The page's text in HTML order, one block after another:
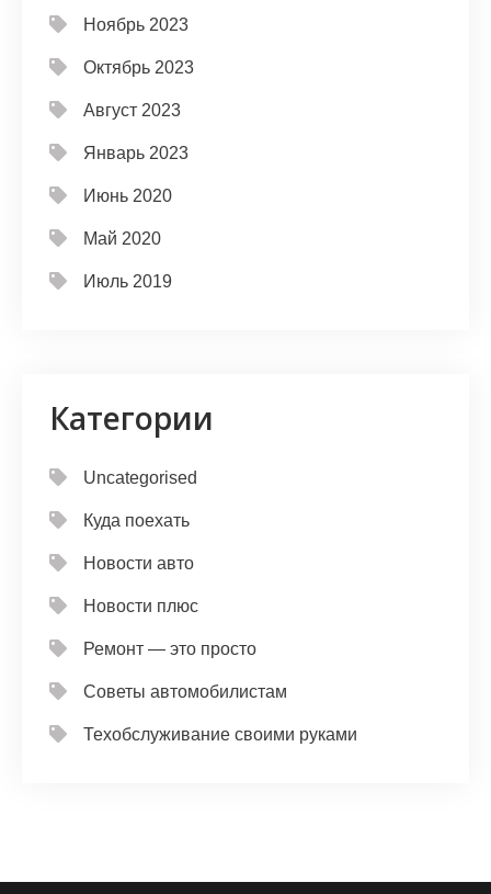
Ноябрь 2023
Октябрь 2023
Август 2023
Январь 2023
Июнь 2020
Май 2020
Июль 2019
Категории
Uncategorised
Куда поехать
Новости авто
Новости плюс
Ремонт — это просто
Советы автомобилистам
Техобслуживание своими руками